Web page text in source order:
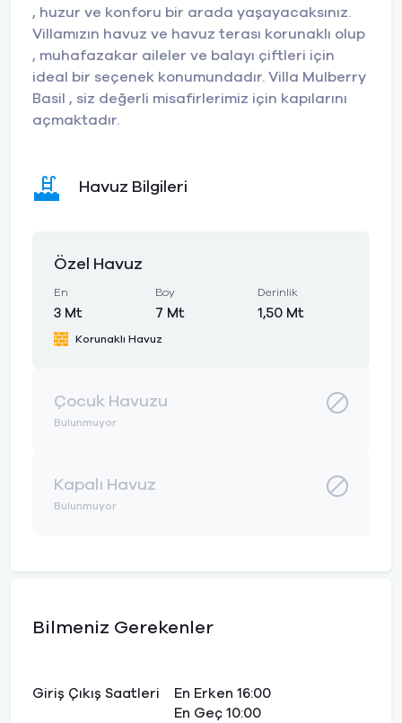
, huzur ve konforu bir arada yaşayacaksınız.
Villamızın havuz ve havuz terası korunaklı olup
, muhafazakar aileler ve balayı çiftleri için
ideal bir seçenek konumundadır. Villa Mulberry
Basil , siz değerli misafirlerimiz için kapılarını
açmaktadır.
Havuz Bilgileri
Özel Havuz
En
3 Mt
Boy
7 Mt
Derinlik
1,50 Mt
Korunaklı Havuz
Çocuk Havuzu
Bulunmuyor
Kapalı Havuz
Bulunmuyor
Bilmeniz Gerekenler
Giriş Çıkış Saatleri
En Erken 16:00
En Geç 10:00